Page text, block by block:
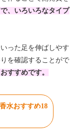
、いろいろなタイプ
った足を伸ばしやす
を確認することがで
すすめです。
水おすすめ18